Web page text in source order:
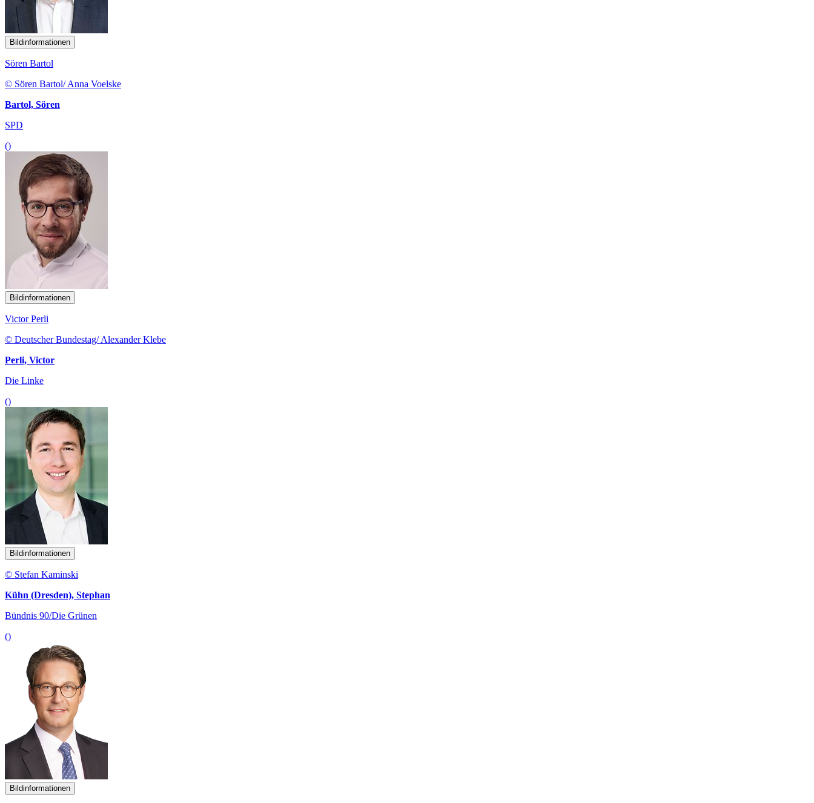
Bildinformationen
Sören Bartol
© Sören Bartol/ Anna Voelske
Bartol, Sören
SPD
()
Bildinformationen
Victor Perli
© Deutscher Bundestag/ Alexander Klebe
Perli, Victor
Die Linke
()
Bildinformationen
© Stefan Kaminski
Kühn (Dresden), Stephan
Bündnis 90/Die Grünen
()
Bildinformationen